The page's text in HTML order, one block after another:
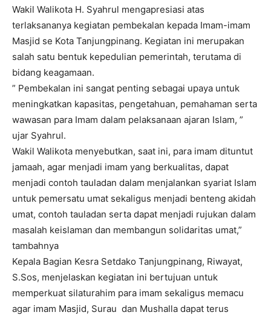
Wakil Walikota H. Syahrul mengapresiasi atas
terlaksananya kegiatan pembekalan kepada Imam-imam
Masjid se Kota Tanjungpinang. Kegiatan ini merupakan
salah satu bentuk kepedulian pemerintah, terutama di
bidang keagamaan.
” Pembekalan ini sangat penting sebagai upaya untuk
meningkatkan kapasitas, pengetahuan, pemahaman serta
wawasan para Imam dalam pelaksanaan ajaran Islam, ”
ujar Syahrul.
Wakil Walikota menyebutkan, saat ini, para imam dituntut
jamaah, agar menjadi imam yang berkualitas, dapat
menjadi contoh tauladan dalam menjalankan syariat Islam
untuk pemersatu umat sekaligus menjadi benteng akidah
umat, contoh tauladan serta dapat menjadi rujukan dalam
masalah keislaman dan membangun solidaritas umat,”
tambahnya
Kepala Bagian Kesra Setdako Tanjungpinang, Riwayat,
S.Sos, menjelaskan kegiatan ini bertujuan untuk
memperkuat silaturahim para imam sekaligus memacu
agar imam Masjid, Surau dan Mushalla dapat terus